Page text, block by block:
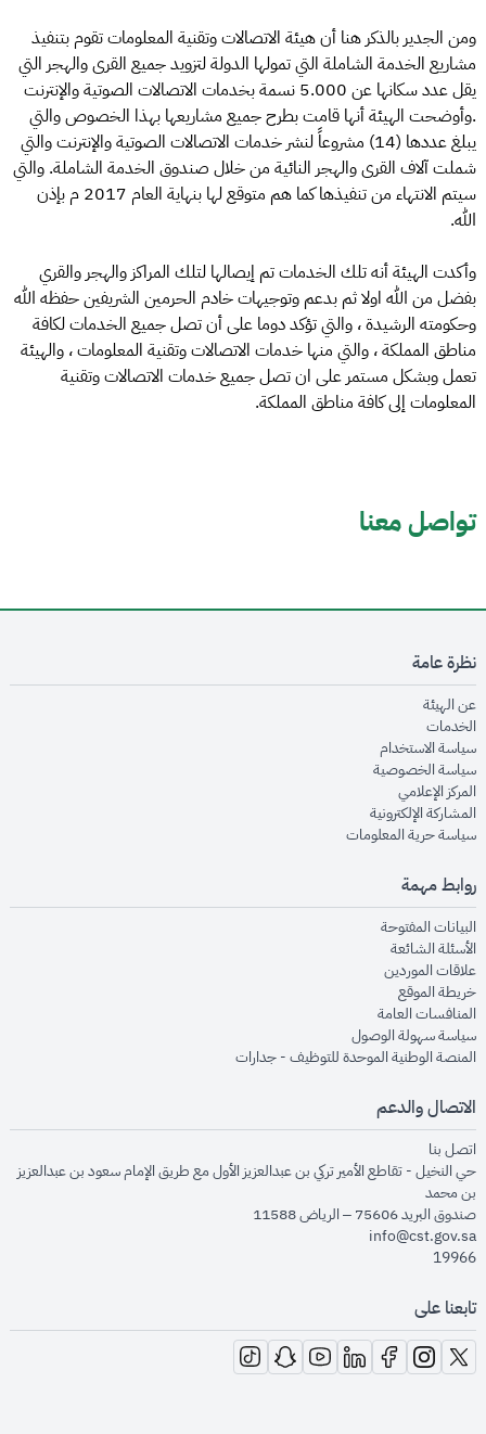
ومن الجدير بالذكر هنا أن هيئة الاتصالات وتقنية المعلومات تقوم بتنفيذ
مشاريع الخدمة الشاملة التي تمولها الدولة لتزويد جميع القرى والهجر التي
يقل عدد سكانها عن 5.000 نسمة بخدمات الاتصالات الصوتية والإنترنت
.وأوضحت الهيئة أنها قامت بطرح جميع مشاريعها بهذا الخصوص والتي
يبلغ عددها (14) مشروعاً لنشر خدمات الاتصالات الصوتية والإنترنت والتي
شملت آلاف القرى والهجر النائية من خلال صندوق الخدمة الشاملة. والتي
سيتم الانتهاء من تنفيذها كما هم متوقع لها بنهاية العام 2017 م بإذن
الله.
وأكدت الهيئة أنه تلك الخدمات تم إيصالها لتلك المراكز والهجر والقري
بفضل من الله اولا ثم بدعم وتوجيهات خادم الحرمين الشريفين حفظه الله
وحكومته الرشيدة ، والتي تؤكد دوما على أن تصل جميع الخدمات لكافة
مناطق المملكة ، والتي منها خدمات الاتصالات وتقنية المعلومات ، والهيئة
تعمل وبشكل مستمر على ان تصل جميع خدمات الاتصالات وتقنية
المعلومات إلى كافة مناطق المملكة.
تواصل معنا
نظرة عامة
عن الهيئةopens in new window
الخدماتopens in new window
سياسة الاستخدام
سياسة الخصوصيةopens in new window
المركز الإعلاميopens in new window
المشاركة الإلكترونيةopens in new window
سياسة حرية المعلوماتopens in new window
روابط مهمة
البيانات المفتوحةopens in new window
الأسئلة الشائعةopens in new window
علاقات الموردينopens in new window
خريطة الموقعopens in new window
المنافسات العامةopens in new window
سياسة سهولة الوصولopens in new window
المنصة الوطنية الموحدة للتوظيف - جداراتopens in new window
الاتصال والدعم
اتصل بنا
حي النخيل - تقاطع الأمير تركي بن عبدالعزيز الأول مع طريق الإمام سعود بن عبدالعزيز
بن محمد
صندوق البريد 75606 – الرياض 11588
info@cst.gov.sa
19966
تابعنا على
opens in new window
opens in new window
opens in new window
opens in new window
opens in new window
opens in new window
opens in new window